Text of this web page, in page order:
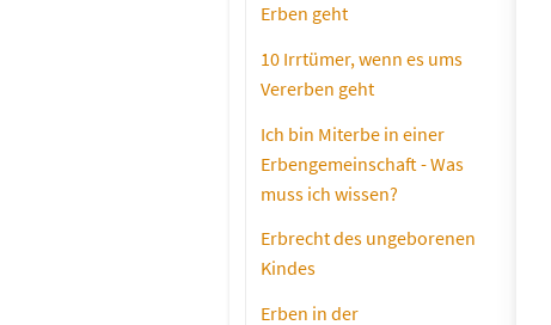
Erben geht
10 Irrtümer, wenn es ums
Vererben geht
Ich bin Miterbe in einer
Erbengemeinschaft - Was
muss ich wissen?
Erbrecht des ungeborenen
Kindes
Erben in der